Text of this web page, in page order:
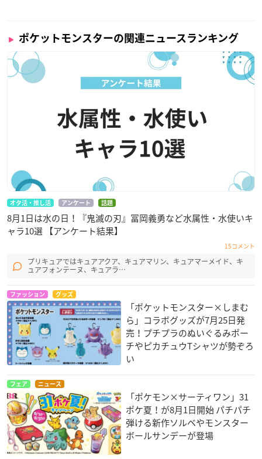
ポケットモンスターの関連ニュースランキング
オタ活・推し活 アンケート 話題
8月1日は水の日！『鬼滅の刃』冨岡義勇など水属性・水使いキ
ャラ10選 【アンケート結果】
15コメント
プリキュアではキュアアクア、キュアマリン、キュアマーメイド、キ
ュアフォンテーヌ、キュアラ…
ファッション グッズ
「ポケットモンスター×しまむ
ら」コラボグッズが7月25日発
売！プチプラのぬいぐるみポー
チやピカチュウTシャツが勢ぞろ
い
フェア ニュース
「ポケモン×サーティワン」31
ポケ夏！が8月1日開始 パチパチ
弾ける新作ソルベやモンスター
ボールサンデーが登場